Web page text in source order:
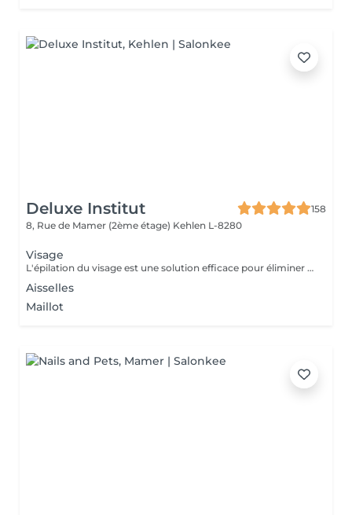
Deluxe Institut
158
8, Rue de Mamer (2ème étage) Kehlen L-8280
Visage
L'épilation du visage est une solution efficace pour éliminer les poils indésirables et obtenir une peau nette et lisse. Les Avantages de l'Épilation du Visage Une peau plus douce et uniforme Élimine les poils fins et le duvet pour un teint plus lumineux. Améliore l'absorption des soins et la tenue du maquillage. Un effet longue durée Contrairement au rasage, l'épilation retire le poil à la racine, ralentissant ainsi la repousse. Les poils repoussent plus fins et moins visibles avec le temps. Un visage plus net et soigné Redessine les contours du visage pour une apparence plus harmonieuse. Idéal pour des zones précises comme la lèvre supérieure, le menton ou les joues. À la cire : Efficace pour une peau lisse jusqu'à 3 à 4 semaines.
Aisselles
Maillot